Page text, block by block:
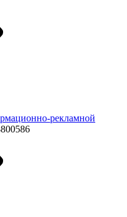
рекламной